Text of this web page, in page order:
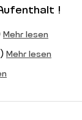
!
Mehr lesen
Mehr lesen